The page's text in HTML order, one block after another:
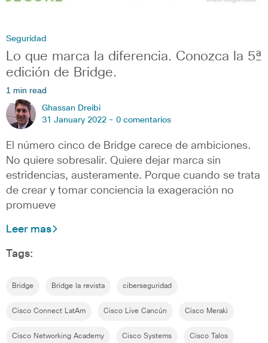
Seguridad
Lo que marca la diferencia. Conozca la 5ª
edición de Bridge.
1 min read
Ghassan Dreibi
31 January 2022 - 0 comentarios
El número cinco de Bridge carece de ambiciones.
No quiere sobresalir. Quiere dejar marca sin
estridencias, austeramente. Porque cuando se trata
de crear y tomar conciencia la exageración no
promueve
Leer mas
Tags:
Bridge Bridge la revista ciberseguridad
Cisco Connect LatAm Cisco Live Cancún Cisco Meraki
Cisco Networking Academy Cisco Systems Cisco Talos